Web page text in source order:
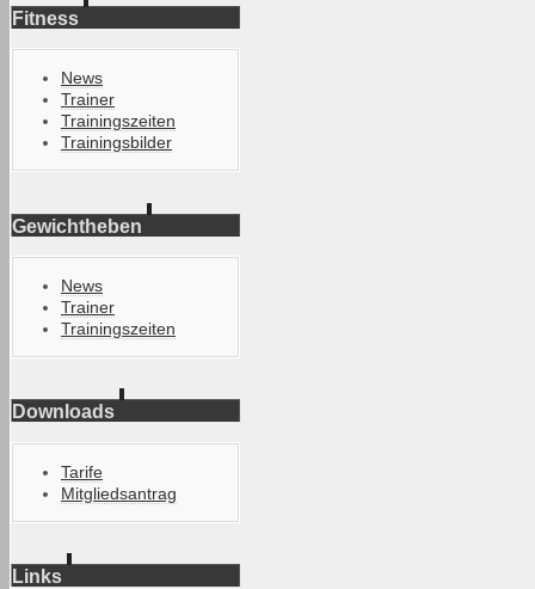
Fitness
News
Trainer
Trainingszeiten
Trainingsbilder
Gewichtheben
News
Trainer
Trainingszeiten
Downloads
Tarife
Mitgliedsantrag
Links